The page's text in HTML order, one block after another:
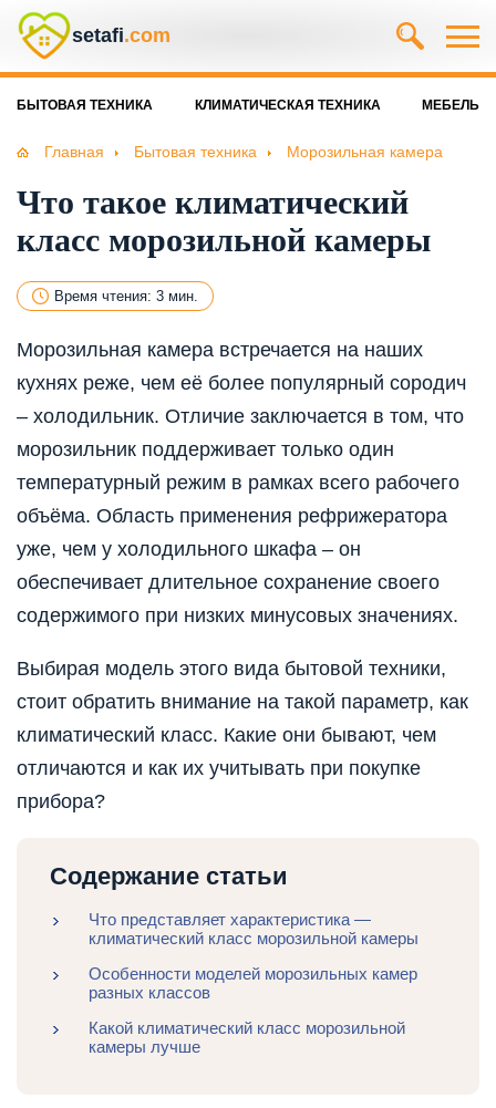
setafi.com
БЫТОВАЯ ТЕХНИКА КЛИМАТИЧЕСКАЯ ТЕХНИКА МЕБЕЛЬ
Главная Бытовая техника Морозильная камера
Что такое климатический
класс морозильной камеры
Время чтения: 3 мин.
Морозильная камера встречается на наших
кухнях реже, чем её более популярный сородич
– холодильник. Отличие заключается в том, что
морозильник поддерживает только один
температурный режим в рамках всего рабочего
объёма. Область применения рефрижератора
уже, чем у холодильного шкафа – он
обеспечивает длительное сохранение своего
содержимого при низких минусовых значениях.
Выбирая модель этого вида бытовой техники,
стоит обратить внимание на такой параметр, как
климатический класс. Какие они бывают, чем
отличаются и как их учитывать при покупке
прибора?
Содержание статьи
Что представляет характеристика —
климатический класс морозильной камеры
Особенности моделей морозильных камер
разных классов
Какой климатический класс морозильной
камеры лучше